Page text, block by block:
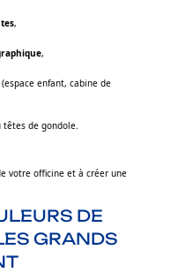
,
,
(espace enfant, cabine de
têtes de gondole.
votre officine et à créer une
DE
GRANDS